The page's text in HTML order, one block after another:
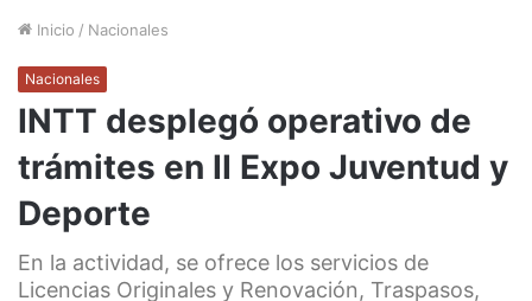
Inicio / Nacionales
Nacionales
INTT desplegó operativo de
trámites en II Expo Juventud y
Deporte
En la actividad, se ofrece los servicios de
Licencias Originales y Renovación, Traspasos,